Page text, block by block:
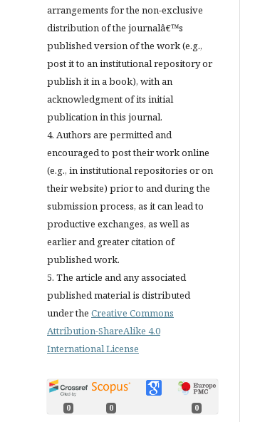
arrangements for the non-exclusive
distribution of the journalâ€™s
published version of the work (e.g.,
post it to an institutional repository or
publish it in a book), with an
acknowledgment of its initial
publication in this journal.
4. Authors are permitted and
encouraged to post their work online
(e.g., in institutional repositories or on
their website) prior to and during the
submission process, as it can lead to
productive exchanges, as well as
earlier and greater citation of
published work.
5. The article and any associated
published material is distributed
under the Creative Commons
Attribution-ShareAlike 4.0
International License
0 0 0